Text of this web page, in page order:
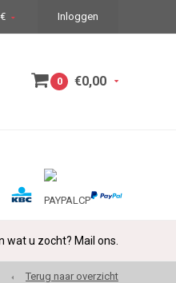
€ Inloggen
0 €0,00
wat u zocht? Mail ons.
Terug naar overzicht